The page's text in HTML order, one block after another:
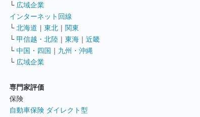
└ 広域企業
インターネット回線
└ 北海道 ｜ 東北 ｜ 関東
└ 甲信越・北陸 ｜ 東海 ｜ 近畿
└ 中国・四国 ｜ 九州・沖縄
└ 広域企業
専門家評価
保険
自動車保険 ダイレクト型